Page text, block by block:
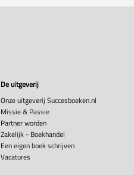
De uitgeverij
Onze uitgeverij Succesboeken.nl
Missie & Passie
Partner worden
Zakelijk - Boekhandel
Een eigen boek schrijven
Vacatures